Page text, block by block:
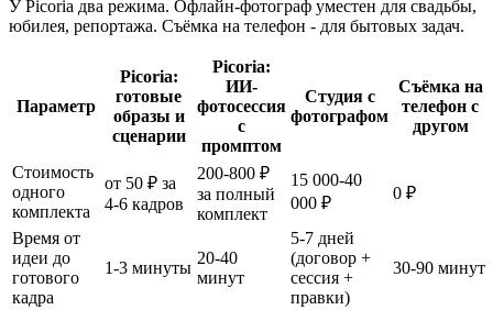
У Picoria два режима. Офлайн-фотограф уместен для свадьбы,
юбилея, репортажа. Съёмка на телефон - для бытовых задач.
Параметр
Picoria:
готовые
образы и
сценарии
Picoria:
ИИ-
фотосессия
с
промптом
Студия с
фотографом
Съёмка на
телефон с
другом
Стоимость
одного
комплекта
от 50 ₽ за
4-6 кадров
200-800 ₽
за полный
комплект
15 000-40
000 ₽
0 ₽
Время от
идеи до
готового
кадра
1-3 минуты
20-40
минут
5-7 дней
(договор +
сессия +
правки)
30-90 минут